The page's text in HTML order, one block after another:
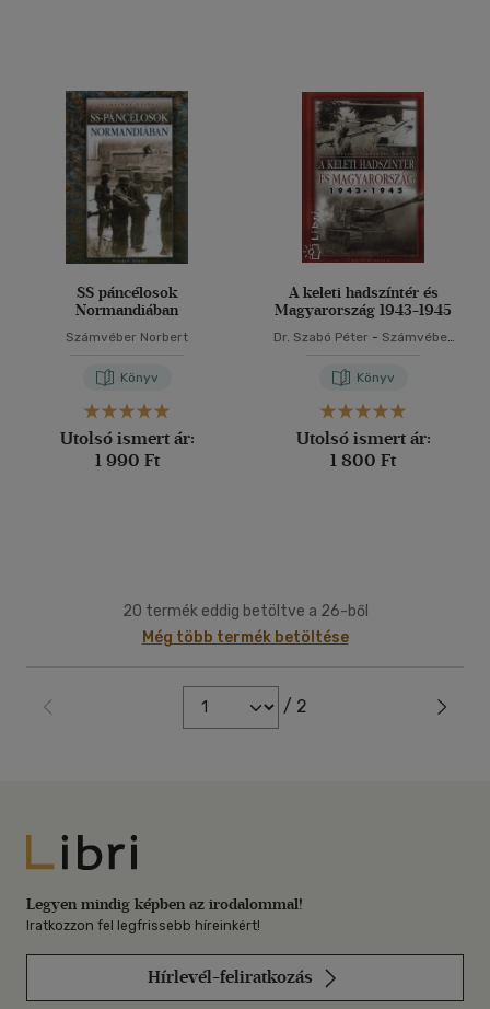
SS páncélosok
Normandiában
Számvéber Norbert
Könyv
Utolsó ismert ár:
1 990 Ft
A keleti hadszíntér és
Magyarország 1943-1945
Dr. Szabó Péter - Számvéber
Könyv
Utolsó ismert ár:
1 800 Ft
20 termék eddig betöltve a 26-ből
Még több termék betöltése
/ 2
Libri
Legyen mindig képben az irodalommal!
Iratkozzon fel legfrissebb híreinkért!
Hírlevél-feliratkozás